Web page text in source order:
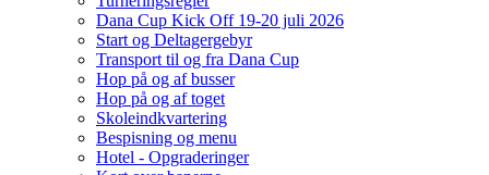
Dana Cup Kick Off 19-20 juli 2026
Start og Deltagergebyr
Transport til og fra Dana Cup
Hop på og af busser
Hop på og af toget
Skoleindkvartering
Bespisning og menu
Hotel - Opgraderinger